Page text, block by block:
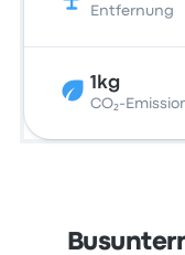
Entfernung
1kg
CO₂-